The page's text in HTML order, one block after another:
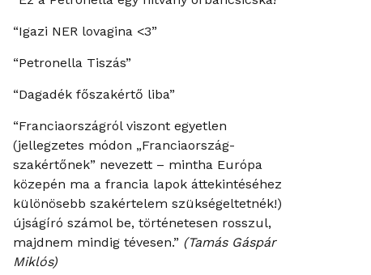
“Igazi NER lovagina <3”
“Petronella Tiszás”
“Dagadék főszakértő liba”
“Franciaországról viszont egyetlen
(jellegzetes módon „Franciaország-
szakértőnek” nevezett – mintha Európa
közepén ma a francia lapok áttekintéséhez
különösebb szakértelem szükségeltetnék!)
újságíró számol be, történetesen rosszul,
majdnem mindig tévesen.” (Tamás Gáspár
Miklós)